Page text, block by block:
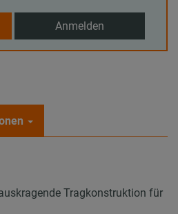
Anmelden
Tragkonstruktion für